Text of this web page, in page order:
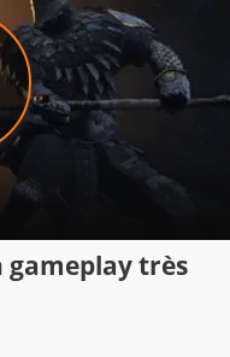
très